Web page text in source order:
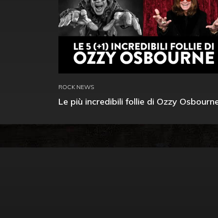
ROCK NEWS
Le più incredibili follie di Ozzy